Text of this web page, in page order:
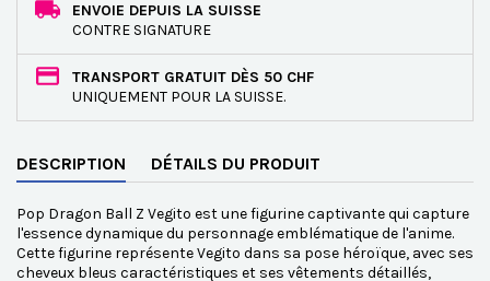
ENVOIE DEPUIS LA SUISSE
CONTRE SIGNATURE
TRANSPORT GRATUIT DÈS 50 CHF
UNIQUEMENT POUR LA SUISSE.
DESCRIPTION DÉTAILS DU PRODUIT
Pop Dragon Ball Z Vegito est une figurine captivante qui capture
l'essence dynamique du personnage emblématique de l'anime.
Cette figurine représente Vegito dans sa pose héroïque, avec ses
cheveux bleus caractéristiques et ses vêtements détaillés,